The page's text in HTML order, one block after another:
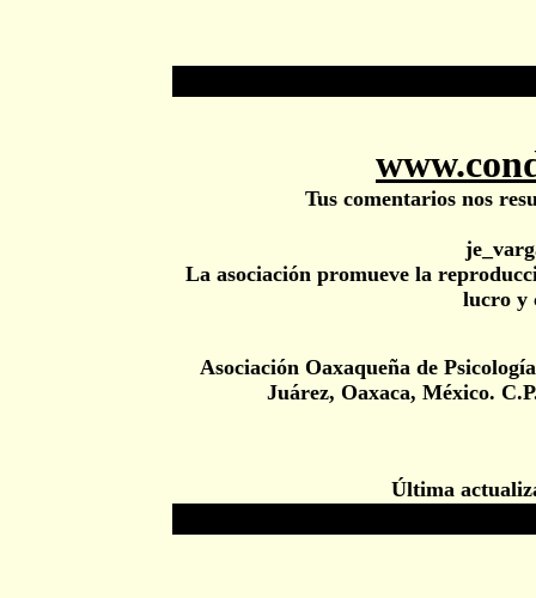
Tus comentarios nos
La asociación promueve la
lucro y
Asociación Oaxaqueña de
Juárez, Oaxaca, México.
Última